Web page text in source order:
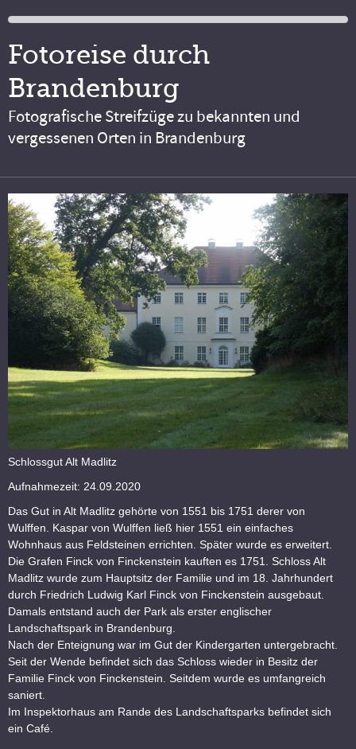
Fotoreise durch
Brandenburg
Fotografische Streifzüge zu bekannten und
vergessenen Orten in Brandenburg
Schlossgut Alt Madlitz
Aufnahmezeit: 24.09.2020
Das Gut in Alt Madlitz gehörte von 1551 bis 1751 derer von
Wulffen. Kaspar von Wulffen ließ hier 1551 ein einfaches
Wohnhaus aus Feldsteinen errichten. Später wurde es erweitert.
Die Grafen Finck von Finckenstein kauften es 1751. Schloss Alt
Madlitz wurde zum Hauptsitz der Familie und im 18. Jahrhundert
durch Friedrich Ludwig Karl Finck von Finckenstein ausgebaut.
Damals entstand auch der Park als erster englischer
Landschaftspark in Brandenburg.
Nach der Enteignung war im Gut der Kindergarten untergebracht.
Seit der Wende befindet sich das Schloss wieder in Besitz der
Familie Finck von Finckenstein. Seitdem wurde es umfangreich
saniert.
Im Inspektorhaus am Rande des Landschaftsparks befindet sich
ein Café.